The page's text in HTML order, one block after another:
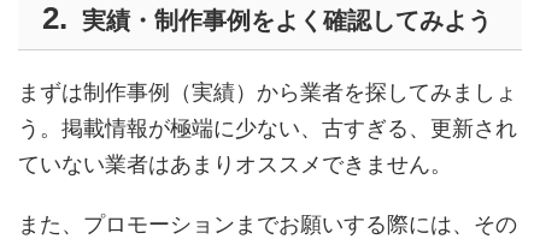
実績・制作事例をよく確認してみよう
まずは制作事例（実績）から業者を探してみましょ
う。掲載情報が極端に少ない、古すぎる、更新され
ていない業者はあまりオススメできません。
また、プロモーションまでお願いする際には、その